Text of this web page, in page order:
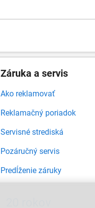
Záruka a servis
Ako reklamovať
Reklamačný poriadok
Servisné strediská
Pozáručný servis
Predĺženie záruky